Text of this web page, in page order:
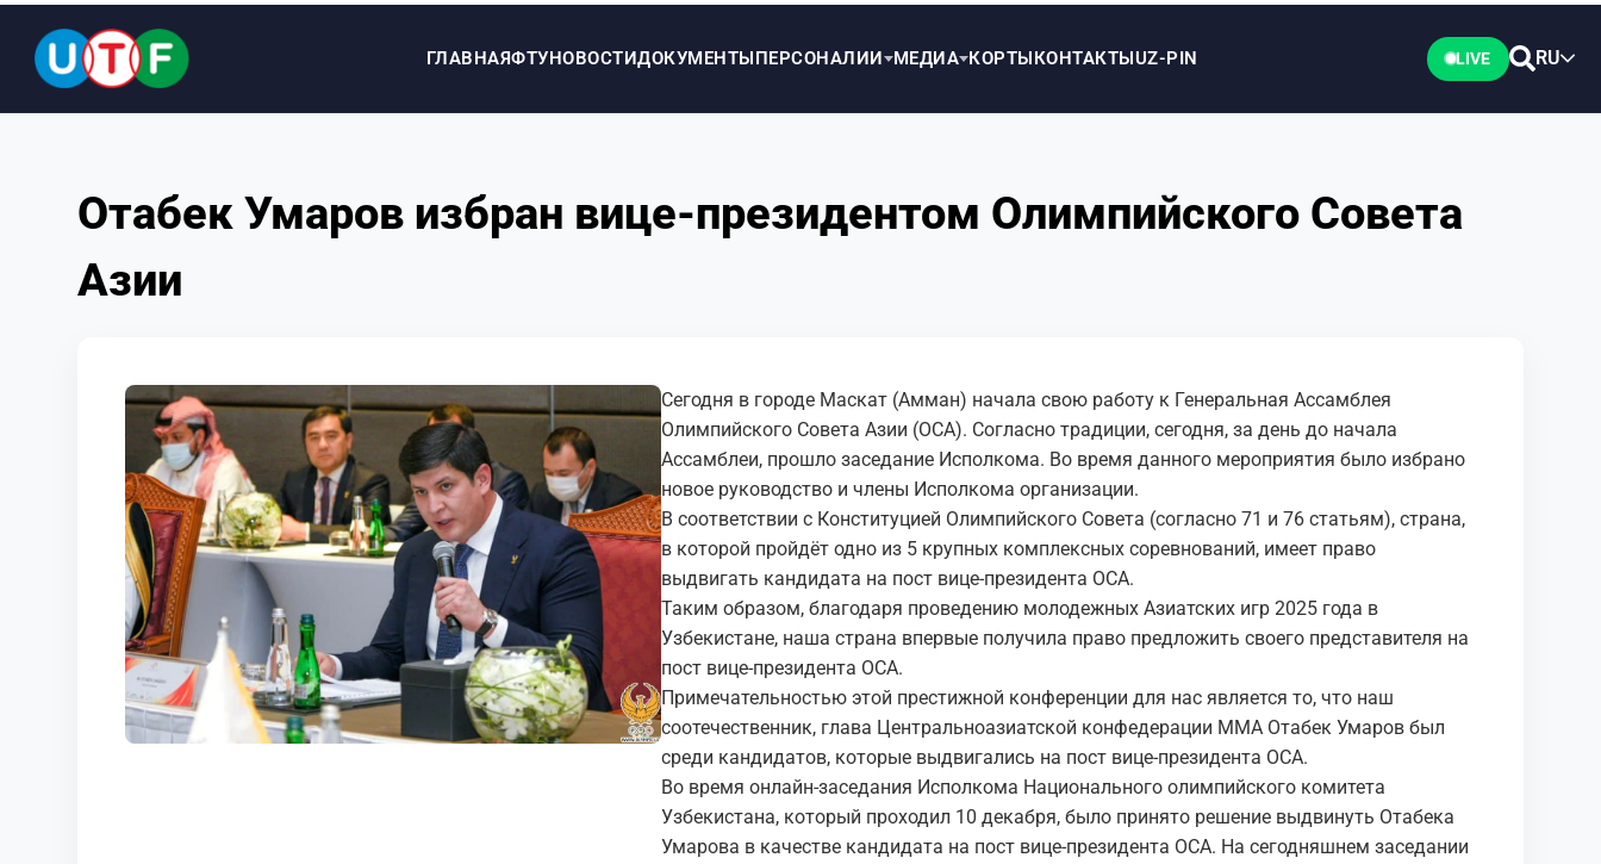
ГЛАВНАЯФТУНОВОСТИДОКУМЕНТЫПЕРСОНАЛИИ МЕДИА КОРТЫКОНТАКТЫUZ-PIN LIVE RU
ДОКУМЕНТЫ
ПЕРСОНАЛИИ
КОНТАКТЫ
Отабек Умаров избран вице-президентом Олимпийского Совета
Азии
Сегодня в городе Маскат (Амман) начала свою работу к Генеральная Ассамблея
Олимпийского Совета Азии (ОСА). Согласно традиции, сегодня, за день до начала
Ассамблеи, прошло заседание Исполкома. Во время данного мероприятия было избрано
новое руководство и члены Исполкома организации.
В соответствии с Конституцией Олимпийского Совета (согласно 71 и 76 статьям), страна,
в которой пройдёт одно из 5 крупных комплексных соревнований, имеет право
выдвигать кандидата на пост вице-президента ОСА.
Таким образом, благодаря проведению молодежных Азиатских игр 2025 года в
Узбекистане, наша страна впервые получила право предложить своего представителя на
пост вице-президента ОСА.
Примечательностью этой престижной конференции для нас является то, что наш
соотечественник, глава Центральноазиатской конфедерации ММА Отабек Умаров был
среди кандидатов, которые выдвигались на пост вице-президента ОСА.
Во время онлайн-заседания Исполкома Национального олимпийского комитета
Узбекистана, который проходил 10 декабря, было принято решение выдвинуть Отабека
Умарова в качестве кандидата на пост вице-президента ОСА. На сегодняшнем заседании